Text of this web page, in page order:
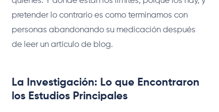
pretender lo contrario es como terminamos con
personas abandonando su medicación después
de leer un artículo de blog.
La Investigación: Lo que Encontraron
los Estudios Principales